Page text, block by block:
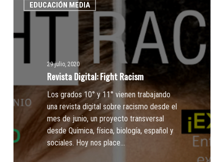
EDUCACIÓN MEDIA
Digital:
Racism
29 julio, 2020
Revista Digital: Fight Racism
Los grados 10° y 11° vienen trabajando
una revista digital sobre racismo desde el
mes de junio, un proyecto transversal
desde Química, física, biología, español y
sociales. Hoy nos place…